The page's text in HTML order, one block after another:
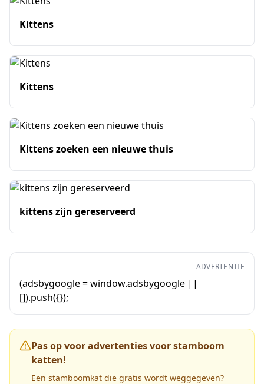
Kittens
Kittens
Kittens zoeken een nieuwe thuis
kittens zijn gereserveerd
ADVERTENTIE
(adsbygoogle = window.adsbygoogle ||
[]).push({});
Pas op voor advertenties voor stamboom
katten!
Een stamboomkat die gratis wordt weggegeven?